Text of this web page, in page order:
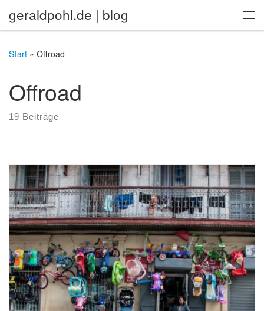
Zum Inhalt springen
geraldpohl.de | blog
Start » Offroad
Offroad
19 Beiträge